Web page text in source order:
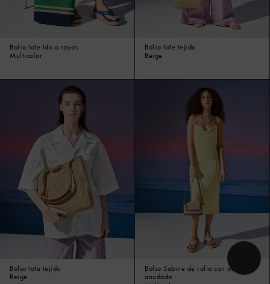
Bolso tote Ida a rayas
Multicolor
Bolso tote tejido
Beige
Bolso tote tejido
Beige
Bolso Sabine de rafia con asa
anudada